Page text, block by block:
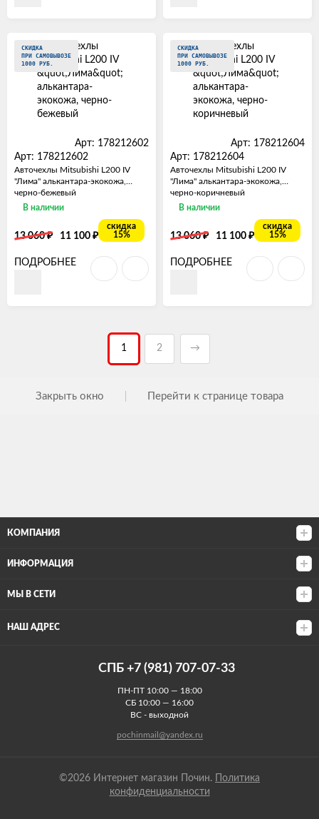
СКИДКА
ПРИ САМОВЫВОЗЕ
1000 РУБ.
Арт: 178212602
Арт: 178212602
Авточехлы Mitsubishi L200 IV
"Лима" алькантара-экокожа,
черно-бежевый
В наличии
13 060₽ 11 100 ₽
скидка
15%
ПОДРОБНЕЕ
СКИДКА
ПРИ САМОВЫВОЗЕ
1000 РУБ.
Арт: 178212604
Арт: 178212604
Авточехлы Mitsubishi L200 IV
"Лима" алькантара-экокожа,
черно-коричневый
В наличии
13 060₽ 11 100 ₽
скидка
15%
ПОДРОБНЕЕ
1 2 →
Закрыть окно Перейти к странице товара
КОМПАНИЯ
ИНФОРМАЦИЯ
МЫ В СЕТИ
НАШ АДРЕС
СПБ +7 (981) 707-07-33
ПН-ПТ 10:00 — 18:00
СБ 10:00 — 16:00
ВС - выходной
pochinmail@yandex.ru
©2026 Интернет магазин Почин.
Политика
конфиденциальности